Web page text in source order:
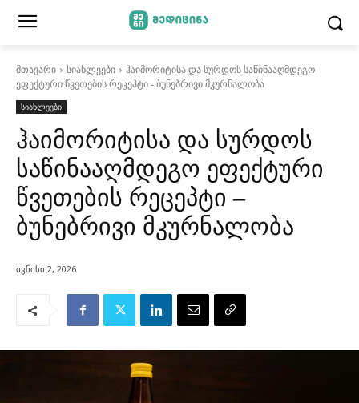
მთავარი სიახლეები
ჰაიმორიტისა და სურდოს საწინააღმდეგო
ეფექტური წვეთების რეცეპტი - ბუნებრივი მკურნალობა
სიახლეები
ჰაიმორიტისა და სურდოს
საწინააღმდეგო ეფექტური
წვეთების რეცეპტი –
ბუნებრივი მკურნალობა
ივნისი 2, 2026